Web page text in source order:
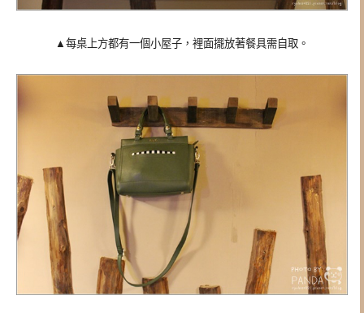
▲每桌上方都有一個小屋子，裡面擺放著餐具需自取。